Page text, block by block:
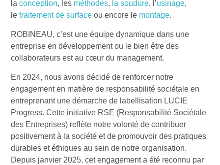
laconception, les méthodes, la soudure, l’usinage,
letraitement de surface ou encore le montage.
ROBINEAU, c’est une équipe dynamique dans une
entreprise en développement ou le bien être des
collaborateurs est au cœur du management.
En 2024, nous avons décidé de renforcer notre
engagement en matière de responsabilité sociétale en
entreprenant une démarche de labellisation LUCIE
Progress. Cette initiative RSE (Responsabilité Sociétale
des Entreprises) reflète notre volonté de contribuer
positivement à la société et de promouvoir des pratiques
durables et éthiques au sein de notre organisation.
Depuis janvier 2025, cet engagement a été reconnu par